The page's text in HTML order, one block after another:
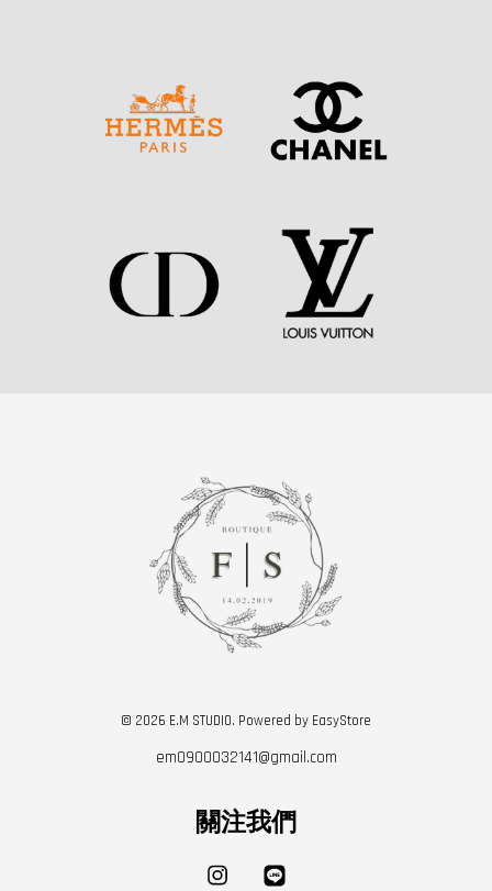
© 2026 E.M STUDIO. Powered by EasyStore
em0900032141@gmail.com
關注我們
Instagram